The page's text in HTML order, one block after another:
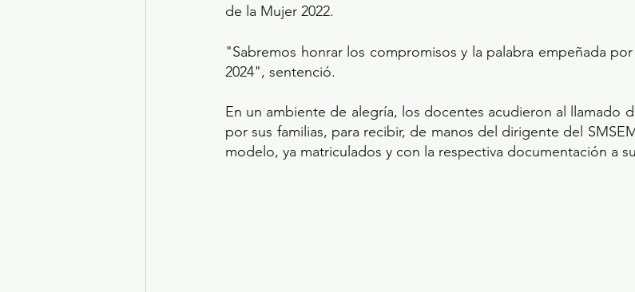
de la Mujer 2022.
"Sabremos honrar los compromisos y la palabra empeñada
2024", sentenció.
En un ambiente de alegría, los docentes acudieron al llamado
por sus familias, para recibir, de manos del dirigente del
modelo, ya matriculados y con la respectiva documentación a